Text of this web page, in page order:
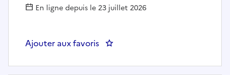
En ligne depuis le 23 juillet 2026
Ajouter aux favoris : Chauffeur ripeur (F/H) - CA